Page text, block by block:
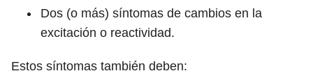
Dos (o más) síntomas de cambios en la
excitación o reactividad.
Estos síntomas también deben: